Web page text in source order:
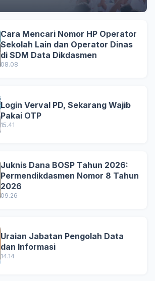
Cara Mencari Nomor HP Operator
Sekolah Lain dan Operator Dinas
di SDM Data Dikdasmen
08.08
Login Verval PD, Sekarang Wajib
Pakai OTP
15.41
Juknis Dana BOSP Tahun 2026:
Permendikdasmen Nomor 8 Tahun
2026
09.26
Uraian Jabatan Pengolah Data
dan Informasi
14.14